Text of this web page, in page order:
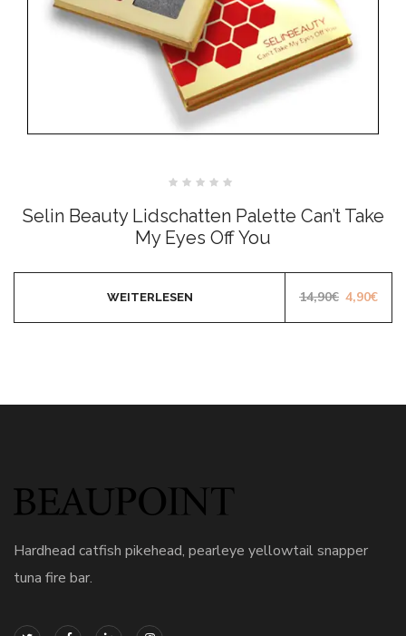
0
von
5
Selin Beauty Lidschatten Palette Can’t Take
My Eyes Off You
14,90€ 4,90€
WEITERLESEN
Hardhead catfish pikehead, pearleye yellowtail snapper
tuna fire bar.